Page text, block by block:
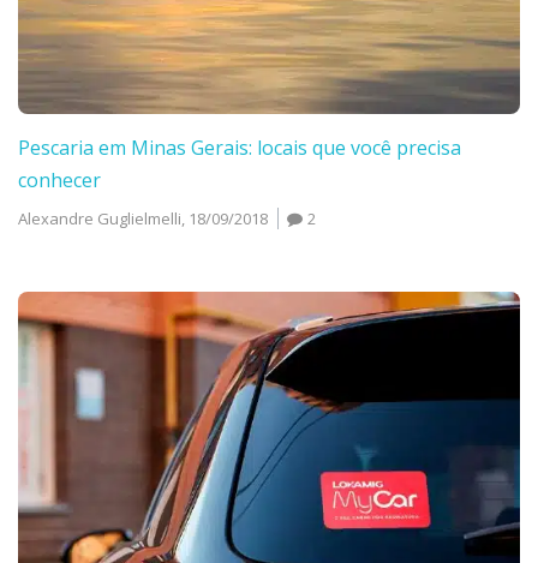
Pescaria em Minas Gerais: locais que você precisa
conhecer
Alexandre Guglielmelli, 18/09/2018 2